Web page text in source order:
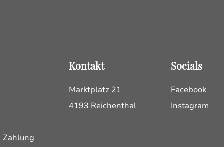
Zahlung
Kontakt
Marktplatz 21
4193 Reichenthal
Socials
Facebook
Instagram